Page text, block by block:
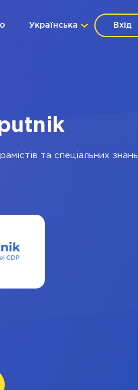
Вхід
Українська
та спеціальних знань.